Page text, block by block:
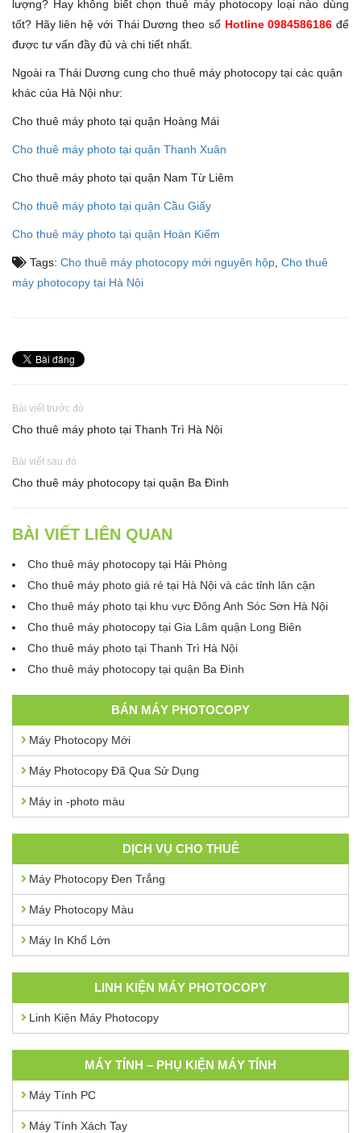
lượng? Hay không biết chọn thuê máy photocopy loại nào dùng
tốt? Hãy liên hệ với Thái Dương theo số Hotline 0984586186 để
được tư vấn đầy đủ và chi tiết nhất.
Ngoài ra Thái Dương cung cho thuê máy photocopy tại các quận
khác của Hà Nội như:
Cho thuê máy photo tại quận Hoàng Mái
Cho thuê máy photo tại quận Thanh Xuân
Cho thuê máy photo tại quận Nam Từ Liêm
Cho thuê máy photo tại quận Cầu Giấy
Cho thuê máy photo tại quận Hoàn Kiếm
Tags: Cho thuê máy photocopy mới nguyên hộp Cho thuê
máy photocopy tại Hà Nội
Bài viết trước đó
Cho thuê máy photo tại Thanh Trì Hà Nội
Bài viết sau đó
Cho thuê máy photocopy tại quận Ba Đình
BÀI VIẾT LIÊN QUAN
Cho thuê máy photocopy tại Hải Phòng
Cho thuê máy photo giá rẻ tại Hà Nội và các tỉnh lân cận
Cho thuê máy photo tại khu vực Đông Anh Sóc Sơn Hà Nội
Cho thuê máy photocopy tại Gia Lâm quận Long Biên
Cho thuê máy photo tại Thanh Trì Hà Nội
Cho thuê máy photocopy tại quận Ba Đình
BÁN MÁY PHOTOCOPY
Máy Photocopy Mới
Máy Photocopy Đã Qua Sử Dụng
Máy in -photo màu
DỊCH VỤ CHO THUÊ
Máy Photocopy Đen Trắng
Máy Photocopy Màu
Máy In Khổ Lớn
LINH KIỆN MÁY PHOTOCOPY
Linh Kiện Máy Photocopy
MÁY TÍNH – PHỤ KIỆN MÁY TÍNH
Máy Tính PC
Máy Tính Xách Tay